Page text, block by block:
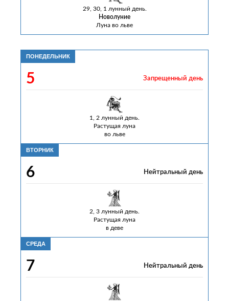
29, 30, 1 лунный день.
Новолуние
Луна во льве
ПОНЕДЕЛЬНИК
5 Запрещенный день
1, 2 лунный день.
Растущая луна
во льве
ВТОРНИК
6 Нейтральный день
2, 3 лунный день.
Растущая луна
в деве
СРЕДА
7 Нейтральный день